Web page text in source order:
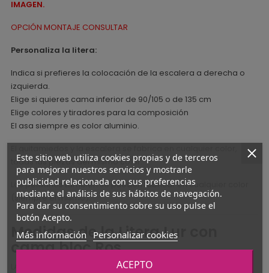
IMAGEN.
OPCIÓN MONTAJE CONSULTAR
Personaliza la litera:
Indica si prefieres la colocación de la escalera a derecha o
izquierda.
Elige si quieres cama inferior de 90/105 o de 135 cm
Elige colores y tiradores para la composición
El asa siempre es color aluminio.
todas las piezas del mismo color.
Los peldaños también se pueden fabricar en cualquier color
(siempre el mismo).
Medidas de la Litera Lur con
cama bloc Ros
LARGO 200,4 cm X FONDO 108,2 CM X ALTO 167,2 CM
Este sitio web utiliza cookies propias y de terceros
para mejorar nuestros servicios y mostrarle
publicidad relacionada con sus preferencias
mediante el análisis de sus hábitos de navegación.
Para dar su consentimiento sobre su uso pulse el
botón Acepto.
Más información Personalizar cookies
ACEPTO